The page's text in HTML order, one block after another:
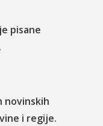
pisane
novinskih
i regije.